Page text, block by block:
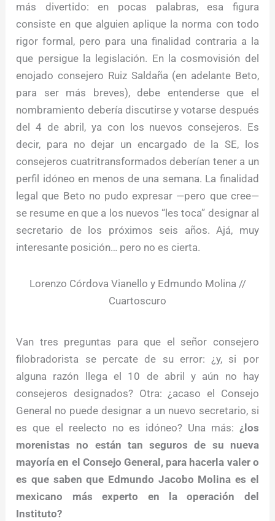
más divertido: en pocas palabras, esa figura
consiste en que alguien aplique la norma con todo
rigor formal, pero para una finalidad contraria a la
que persigue la legislación. En la cosmovisión del
enojado consejero Ruiz Saldaña (en adelante Beto,
para ser más breves), debe entenderse que el
nombramiento debería discutirse y votarse después
del 4 de abril, ya con los nuevos consejeros. Es
decir, para no dejar un encargado de la SE, los
consejeros cuatritransformados deberían tener a un
perfil idóneo en menos de una semana. La finalidad
legal que Beto no pudo expresar —pero que cree—
se resume en que a los nuevos “les toca” designar al
secretario de los próximos seis años. Ajá, muy
interesante posición… pero no es cierta.
Lorenzo Córdova Vianello y Edmundo Molina //
Cuartoscuro
Van tres preguntas para que el señor consejero
filobradorista se percate de su error: ¿y, si por
alguna razón llega el 10 de abril y aún no hay
consejeros designados? Otra: ¿acaso el Consejo
General no puede designar a un nuevo secretario, si
es que el reelecto no es idóneo? Una más: ¿los
morenistas no están tan seguros de su nueva
mayoría en el Consejo General, para hacerla valer o
es que saben que Edmundo Jacobo Molina es el
mexicano más experto en la operación del
Instituto?